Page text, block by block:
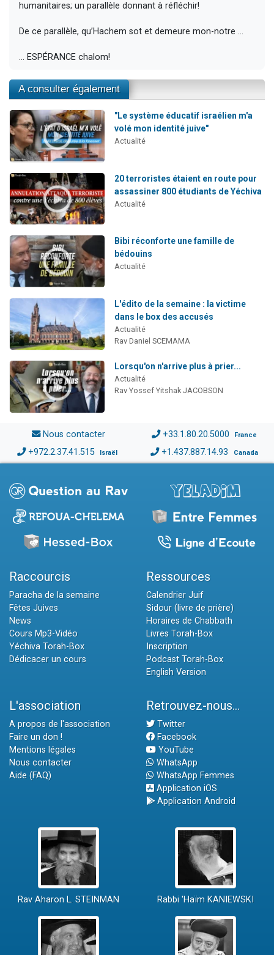
humanitaires; un parallèle donnant à réfléchir!
De ce parallèle, qu’Hachem sot et demeure mon-notre …
… ESPÉRANCE chalom!
A consulter également
"Le système éducatif israélien m'a
volé mon identité juive"
Actualité
20 terroristes étaient en route pour
assassiner 800 étudiants de Yéchiva
Actualité
Bibi réconforte une famille de
bédouins
Actualité
L'édito de la semaine : la victime
dans le box des accusés
Actualité
Rav Daniel SCEMAMA
Lorsqu'on n'arrive plus à prier...
Actualité
Rav Yossef Yitshak JACOBSON
Nous contacter +33.1.80.20.5000 France
+972.2.37.41.515 Israël +1.437.887.14.93 Canada
Raccourcis
Paracha de la semaine
Fêtes Juives
News
Cours Mp3-Vidéo
Yéchiva Torah-Box
Dédicacer un cours
Ressources
Calendrier Juif
Sidour (livre de prière)
Horaires de Chabbath
Livres Torah-Box
Inscription
Podcast Torah-Box
English Version
L'association
A propos de l'association
Faire un don !
Mentions légales
Nous contacter
Aide (FAQ)
Retrouvez-nous...
Twitter
Facebook
YouTube
WhatsApp
WhatsApp Femmes
Application iOS
Application Android
Rav Aharon L. STEINMAN Rabbi 'Haïm KANIEWSKI